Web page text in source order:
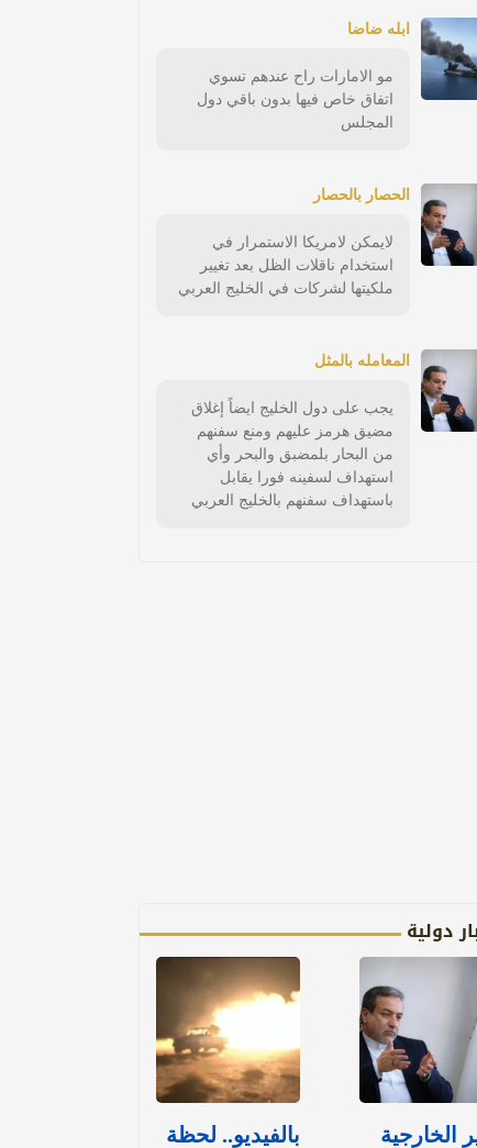
ابله ضاضا
مو الامارات راح عندهم تسوي
اتفاق خاص فيها بدون باقي دول
المجلس
الحصار بالحصار
لايمكن لامريكا الاستمرار في
استخدام ناقلات الظل بعد تغيير
ملكيتها لشركات في الخليج العربي
المعامله بالمثل
يجب على دول الخليج ايضاً إغلاق
مضيق هرمز عليهم ومنع سفنهم
من البحار بلمضبق والبحر وأي
استهداف لسفينه فورا يقابل
باستهداف سفنهم بالخليج العربي
دولية
الخارجية
بالفيديو.. لحظة